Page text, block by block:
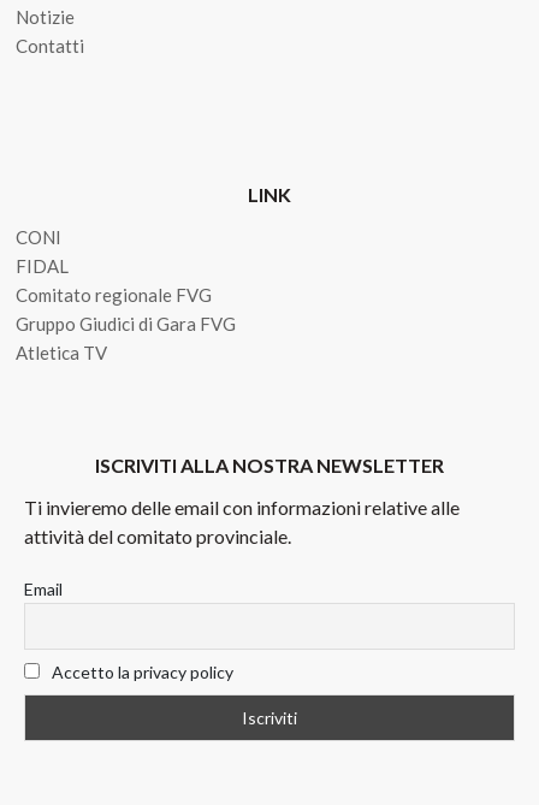
Notizie
Contatti
LINK
CONI
FIDAL
Comitato regionale FVG
Gruppo Giudici di Gara FVG
Atletica TV
ISCRIVITI ALLA NOSTRA NEWSLETTER
Ti invieremo delle email con informazioni relative alle
attività del comitato provinciale.
Email
Accetto la privacy policy